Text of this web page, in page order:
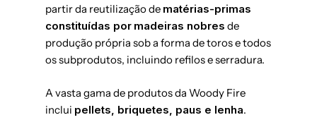
partir da reutilização de matérias-primas
constituídas por madeiras nobres de
produção própria sob a forma de toros e todos
os subprodutos, incluindo refilos e serradura.
A vasta gama de produtos da Woody Fire
inclui pellets, briquetes, paus e lenha.